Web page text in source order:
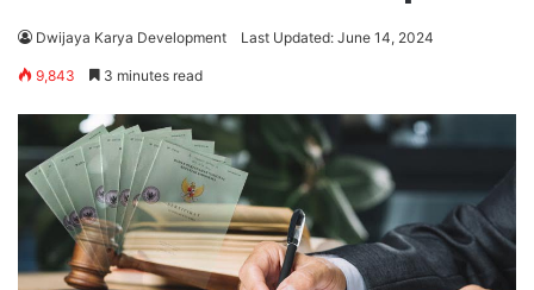
Dwijaya Karya Development Last Updated: June 14, 2024
9,843 3 minutes read